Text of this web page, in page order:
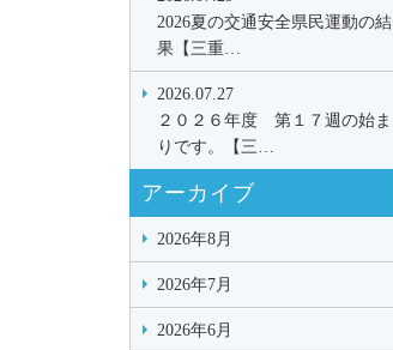
2026夏の交通安全県民運動の結
果【三重…
2026.07.27
２０２６年度 第１７週の始ま
りです。【三…
アーカイブ
2026年8月
2026年7月
2026年6月